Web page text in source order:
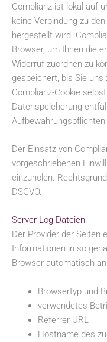
Complianz ist lokal auf
keine Verbindung zu
hergestellt wird.
Browser, um Ihnen die
Widerruf zuordnen zu
gespeichert, bis Sie
Complianz-Cookie
Datenspeicherung
Aufbewahrungspflichten
Der Einsatz von
vorgeschriebenen
einzuholen.
DSGVO.
Server-Log-Dateien
Der Provider der Seiten
Informationen in so
Browser automatisch
Browsertyp und
verwendetes
Referrer URL
Hostname des